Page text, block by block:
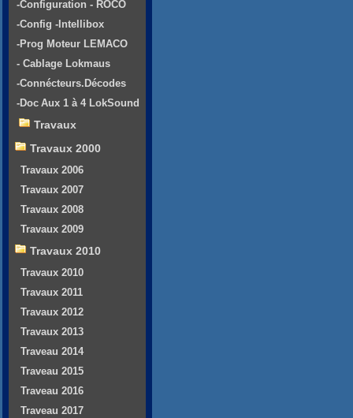
-Configuration - ROCO
-Config -Intellibox
-Prog Moteur LEMACO
- Cablage Lokmaus
-Connécteurs.Décodes
-Doc Aux 1 à 4 LokSound
Travaux
Travaux 2000
Travaux 2006
Travaux 2007
Travaux 2008
Travaux 2009
Travaux 2010
Travaux 2010
Travaux 2011
Travaux 2012
Travaux 2013
Traveau 2014
Traveau 2015
Traveau 2016
Traveau 2017